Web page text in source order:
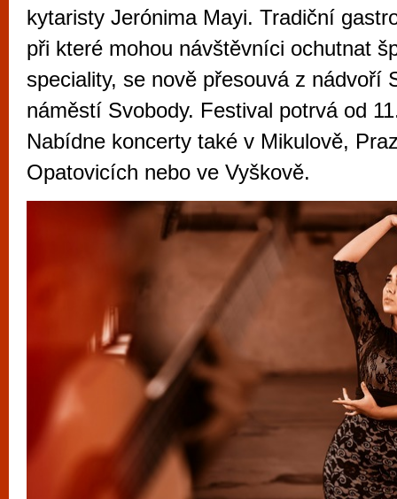
kytaristy Jerónima Mayi. Tradiční
při které mohou návštěvníci ochutnat
speciality, se nově přesouvá z nádvoří
náměstí Svobody. Festival potrvá od
Nabídne koncerty také v Mikulově,
Opatovicích nebo ve Vyškově.
vyzkoušet různé kasinové hry. V
metropoli naleznete širokou nabídku her
po moderní automaty jak pro pravidelné
příležitostné hráče. V...